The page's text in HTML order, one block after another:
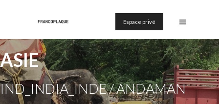
Espace privé
ASIE
IND_INDIA_INDE / ANDAMAN